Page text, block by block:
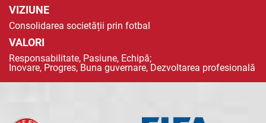
VIZIUNE
Consolidarea societății prin fotbal
VALORI
Responsabilitate, Pasiune, Echipă;
Inovare, Progres, Buna guvernare, Dezvoltarea profesională